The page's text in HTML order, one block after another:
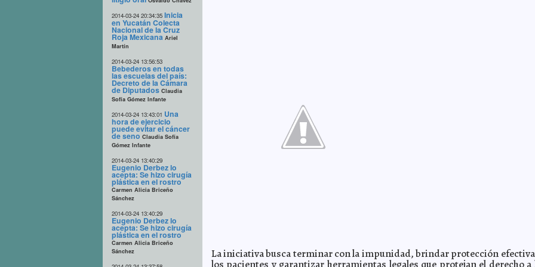
2014-03-24 20:34:35 Inicia
en Yucatán Colecta
Nacional de la Cruz
Roja Mexicana Ariel
Martín
2014-03-24 13:56:53
Bebederos en todas
las escuelas del país:
Decreto de la Cámara
de Diputados Claudia
Sofía Gómez Infante
2014-03-24 13:43:01 Una
hora de ejercicio
puede evitar el cáncer
de seno Claudia Sofía
Gómez Infante
2014-03-24 13:40:29
Eugenio Derbez lo
acepta: Se hizo cirugía
plástica en el rostro
Carmen Alicia Briceño
Sánchez
2014-03-24 13:40:29
Eugenio Derbez lo
acepta: Se hizo cirugía
plástica en el rostro
Carmen Alicia Briceño
Sánchez
La iniciativa busca terminar con la impunidad, brindar protección